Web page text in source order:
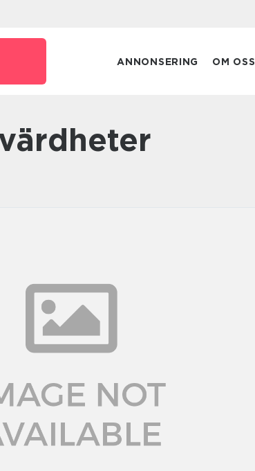
ANNONSERING OM OSS